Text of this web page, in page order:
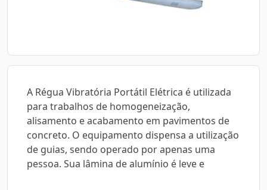
A Régua Vibratória Portátil Elétrica é utilizada
para trabalhos de homogeneização,
alisamento e acabamento em pavimentos de
concreto. O equipamento dispensa a utilização
de guias, sendo operado por apenas uma
pessoa. Sua lâmina de alumínio é leve e